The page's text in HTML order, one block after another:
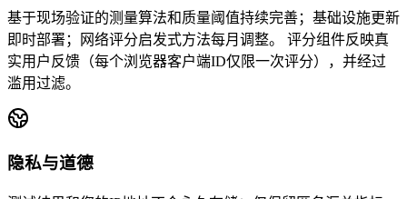
基于现场验证的测量算法和质量阈值持续完善；基础设施更新
即时部署；网络评分启发式方法每月调整。
评分组件反映真
实用户反馈（每个浏览器客户端ID仅限一次评分），并经过
滥用过滤。
隐私与道德